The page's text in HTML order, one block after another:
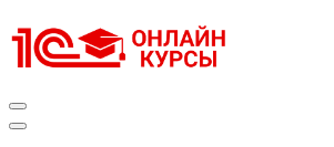
к
содержимому